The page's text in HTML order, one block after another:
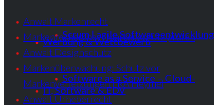
Werbung & Wettbewerb
IT, Software & EDV
Scrum | agile Softwareentwicklung
Software as a Service – Cloud-
Anwalt Markenrecht
Markenrecherche – Markenschutz prüfen
Anwalt Designschutz
Markenüberwachung: Schutz vor
Markenverletzungen | RA Heymel
Anwalt Urheberrecht